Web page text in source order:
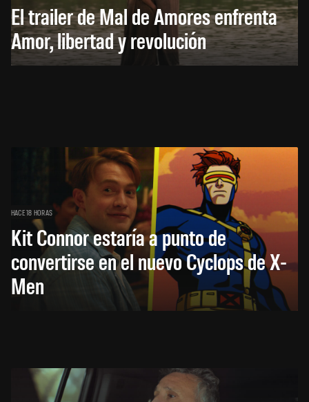
El trailer de Mal de Amores enfrenta
Amor, libertad y revolución
HACE 18 HORAS
Kit Connor estaría a punto de
convertirse en el nuevo Cyclops de X-
Men